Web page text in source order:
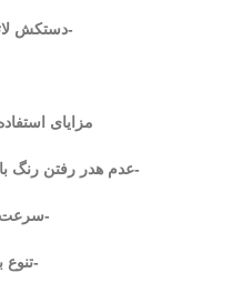
-دستکش
مزایای
-عدم هدر رفتن رنگ
-سرعت
-تنوع